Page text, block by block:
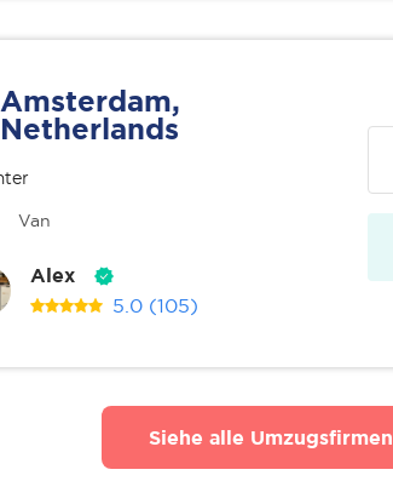
Amsterdam,
Netherlands
Van
Alex
5.0 (105)
Siehe alle Umzugsfirmen